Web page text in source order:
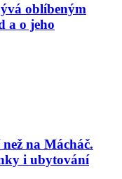
oblíbeným
a o jeho
na Mácháč.
i ubytování